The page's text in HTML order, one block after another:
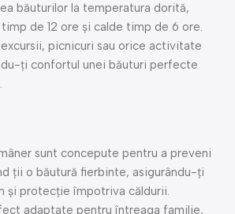
băuturilor la temperatura dorită,
de 12 ore și calde timp de 6 ore.
picnicuri sau orice activitate
ți confortul unei băuturi perfecte
sunt concepute pentru a preveni
ții o băutură fierbinte, asigurându-ți
și protecție împotriva căldurii.
adaptate pentru întreaga familie,